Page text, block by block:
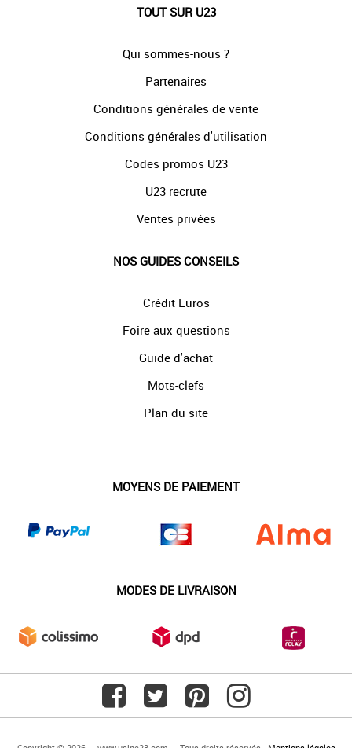
TOUT SUR U23
Qui sommes-nous ?
Partenaires
Conditions générales de vente
Conditions générales d'utilisation
Codes promos U23
U23 recrute
Ventes privées
NOS GUIDES CONSEILS
Crédit Euros
Foire aux questions
Guide d'achat
Mots-clefs
Plan du site
MOYENS DE PAIEMENT
MODES DE LIVRAISON